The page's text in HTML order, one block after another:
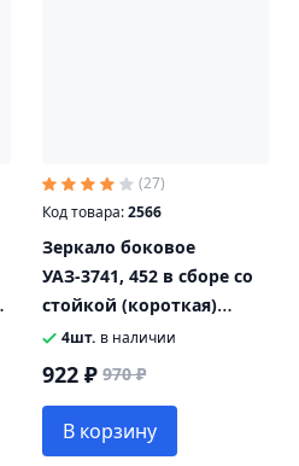
(27)
Код товара:2566
Зеркало боковое
УАЗ-3741, 452 в сборе со
стойкой (короткая)
комплект 2 штуки Н/О
4шт. в наличии
922 ₽ 970 ₽
В корзину